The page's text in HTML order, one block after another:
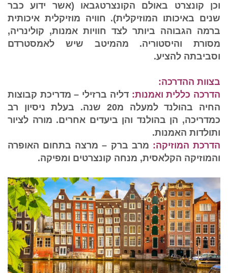
וכן קונצרט באולם הקונצרטגבאו (אשר ידוע כבר
שנים באיכותו המוזיקלית). חוויה מוזיקלית איכותית
ברמה הגבוהה ביותר לצד חוויות אמנות, קולינריה,
מסורת והיסטוריה. מהמיטב שיש לאמסטרדם
וסביבתה להציע.
בצוות ההדרכה:
הדרכה כללית ואמנות: דליה ברזילי – מדריכת קבוצות
החיה בהולנד למעלה מ20 שנה. בעלת ניסיון רב
כמדריכה, הן בהולנד והן ביעדים אחרים. מורה לציור
ותולדות האמנות.
הדרכת המוזיקה: מרב ברק – מרצה בתחום האופרה
והמוזיקה הקלאסית, מנחה קונצרטים ומפיקה.